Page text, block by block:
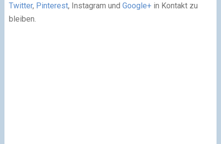
Twitter, Pinterest, Instagram und Google+in Kontakt zu
bleiben.